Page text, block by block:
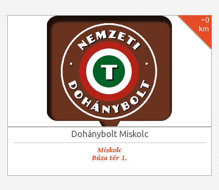
~0
km
Dohánybolt Miskolc
Miskolc
Búza tér 1.